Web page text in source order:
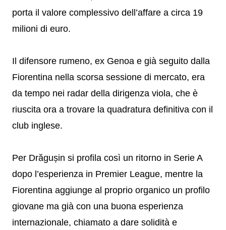
porta il valore complessivo dell’affare a circa 19
milioni di euro.
Il difensore rumeno, ex Genoa e già seguito dalla
Fiorentina nella scorsa sessione di mercato, era
da tempo nei radar della dirigenza viola, che è
riuscita ora a trovare la quadratura definitiva con il
club inglese.
Per Drăgușin si profila così un ritorno in Serie A
dopo l’esperienza in Premier League, mentre la
Fiorentina aggiunge al proprio organico un profilo
giovane ma già con una buona esperienza
internazionale, chiamato a dare solidità e